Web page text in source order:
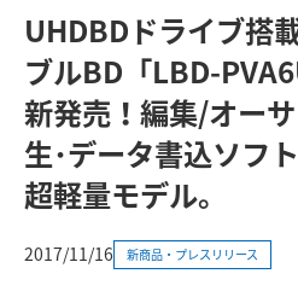
UHDBDドライブ搭
ブルBD「LBD-
新発売！編集/オー
生･データ書込ソフ
超軽量モデル。
2017/11/16 新商品・プレスリリース